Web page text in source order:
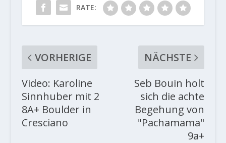
RATE:
VORHERIGE
Video: Karoline
Sinnhuber mit 2
8A+ Boulder in
Cresciano
NÄCHSTE
Seb Bouin holt
sich die achte
Begehung von
"Pachamama"
9a+